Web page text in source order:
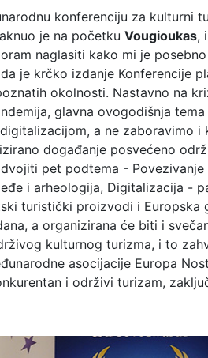
konferenciju za kulturni
je na početku Vougioukas,
naglasiti kako mi je
je krčko izdanje Konferencije
okolnosti. Nastavno na
glavna ovogodišnja
a ne zaboravimo i
događanje posvećeno
pet podtema -
i arheologija, Digitalizacija -
turistički proizvodi i Europska
a organizirana će biti i
kulturnog turizma, i to
asocijacije Europa
i održivi turizam,